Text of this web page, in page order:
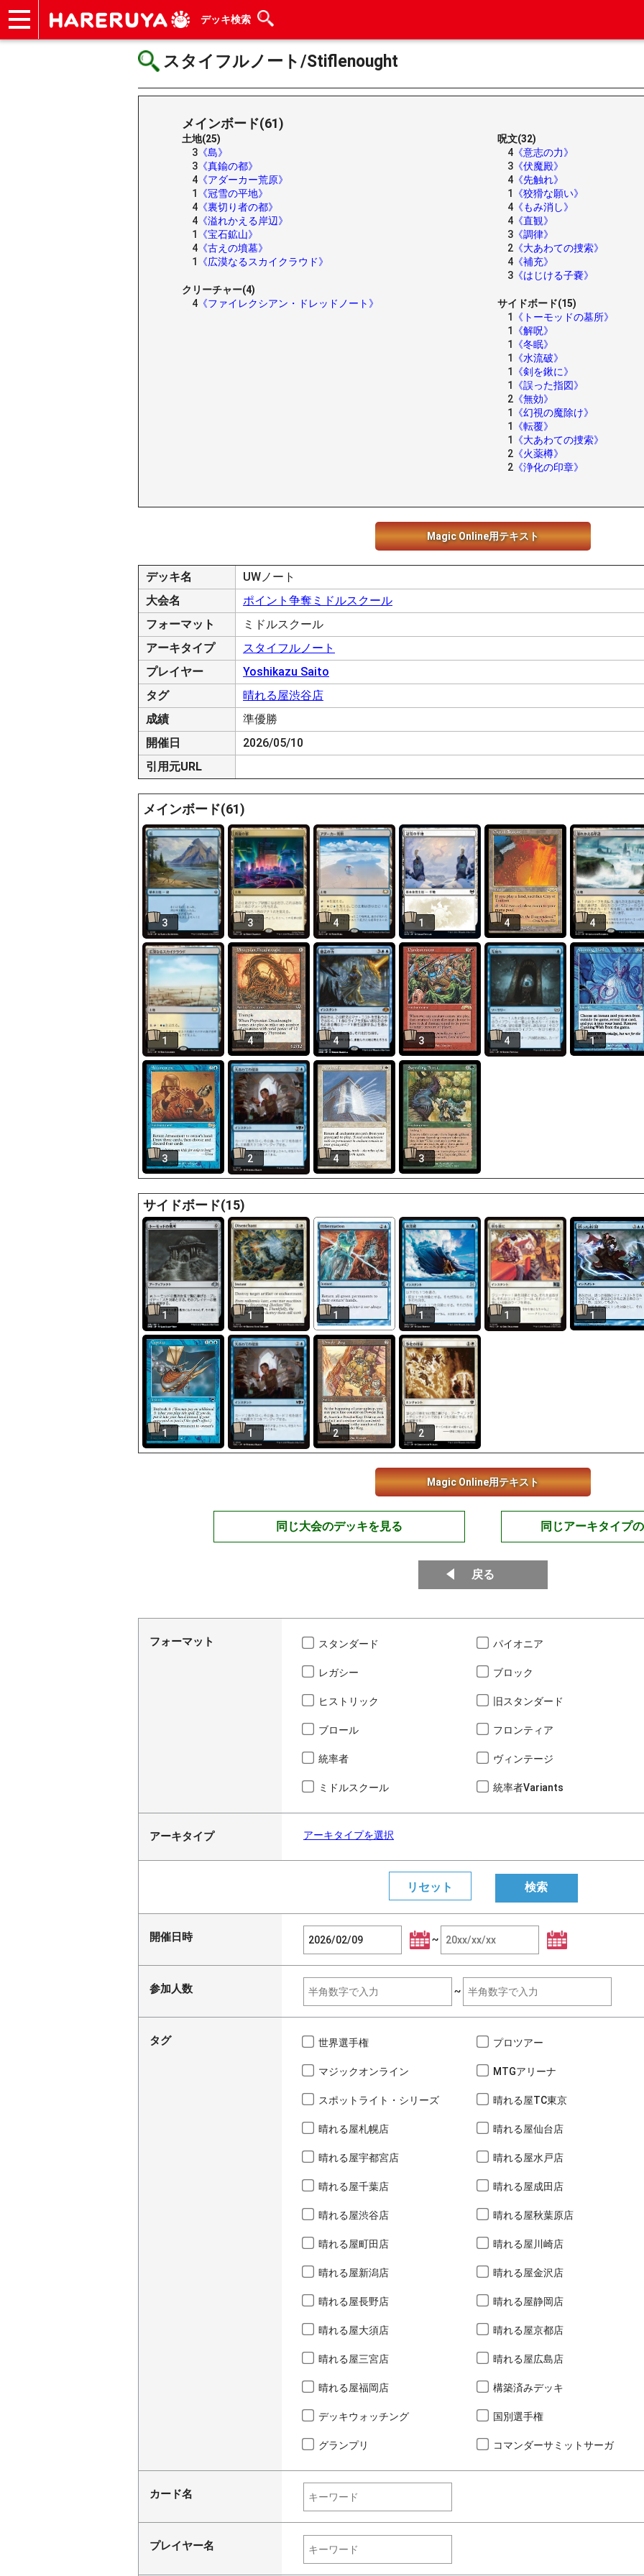
デッキ検索
スタイフルノート/Stiflenought
メインボード(61)
土地(25)
3 《島》
3 《真鍮の都》
4 《アダーカー荒原》
1
《冠雪の平地》
4 《裏切り者の都》
4 《溢れかえる岸辺》
1
《宝石鉱山》
4 《古えの墳墓》
1
《広漠なるスカイクラウド》
クリーチャー(4)
4 《ファイレクシアン・ドレッドノート》
呪文(32)
4 《意志の力》
3 《伏魔殿》
4 《先触れ》
1
《狡猾な願い》
4 《もみ消し》
4 《直観》
3 《調律》
2 《大あわての捜索》
4 《補充》
3 《はじける子嚢》
サイドボード(15)
1
《トーモッドの墓所》
1
《解呪》
1
《冬眠》
1
《水流破》
1
《剣を鍬に》
1
《誤った指図》
2 《無効》
1
《幻視の魔除け》
1
《転覆》
1
《大あわての捜索》
2 《火薬樽》
2 《浄化の印章》
Magic Online用テキスト
デッキ名
UWノート
大会名
ポイント争奪ミドルスクール
フォーマット
ミドルスクール
アーキタイプ
スタイフルノート
プレイヤー
Yoshikazu Saito
タグ
晴れる屋渋谷店
成績
準優勝
開催日
2026/05/10
引用元URL
メインボード(61)
3 3 4 1 4 4
1 4 4 3 4 1
3 2 4 3
サイドボード(15)
1 1 1 1 1 1
1 1 2 2
Magic Online用テキスト
同じ大会のデッキを見る 同じアーキタイプ
戻る
フォーマット スタンダード パイオニア
レガシー ブロック
ヒストリック 旧スタンダード
ブロール フロンティア
統率者 ヴィンテージ
ミドルスクール 統率者Variants
アーキタイプ アーキタイプを選択
開催日時 ~
参加人数 ~
タグ 世界選手権 プロツアー
マジックオンライン MTGアリーナ
スポットライト・シリーズ 晴れる屋TC東京
晴れる屋札幌店 晴れる屋仙台店
晴れる屋宇都宮店 晴れる屋水戸店
晴れる屋千葉店 晴れる屋成田店
晴れる屋渋谷店 晴れる屋秋葉原店
晴れる屋町田店 晴れる屋川崎店
晴れる屋新潟店 晴れる屋金沢店
晴れる屋長野店 晴れる屋静岡店
晴れる屋大須店 晴れる屋京都店
晴れる屋三宮店 晴れる屋広島店
晴れる屋福岡店 構築済みデッキ
デッキウォッチング 国別選手権
グランプリ コマンダーサミットサーガ
カード名
プレイヤー名